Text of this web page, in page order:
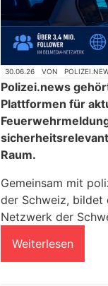
30.06.26 VON
Polizei.news
Plattformen für
Raum.
Gemeinsam mit
der Schweiz, bildet
Netzwerk der
Weiterlesen